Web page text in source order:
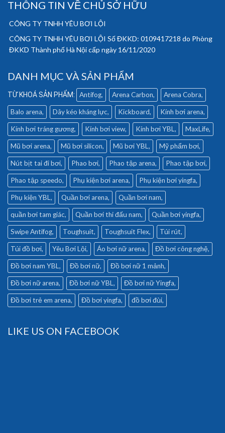
THÔNG TIN VỀ CHỦ SỞ HỮU
CÔNG TY TNHH YÊU BƠI LỘI
CÔNG TY TNHH YÊU BƠI LỘI Số ĐKKD: 0109417218 do Phòng
ĐKKD Thành phố Hà Nội cấp ngày 16/11/2020
DANH MỤC VÀ SẢN PHẨM
Antifog Arena Carbon Arena Cobra
Balo arena Dây kéo kháng lực Kickboard Kính bơi arena
Kính bơi tráng gương Kính bơi view Kính bơi YBL MaxLife
Mũ bơi arena Mũ bơi silicon Mũ bơi YBL Mỹ phẩm bơi
Nút bịt tai đi bơi Phao bơi Phao tập arena Phao tập bơi
Phao tập speedo Phụ kiện bơi arena Phụ kiện bơi yingfa
Phụ kiện YBL Quần bơi arena Quần bơi nam
quần bơi tam giác Quần bơi thi đấu nam Quần bơi yingfa
Swipe Antifog Toughsuit Toughsuit Flex Túi rút
Túi đồ bơi Yêu Bơi Lội Áo bơi nữ arena Đồ bơi công nghệ
Đồ bơi nam YBL Đồ bơi nữ Đồ bơi nữ 1 mảnh
Đồ bơi nữ arena Đồ bơi nữ YBL Đồ bơi nữ Yingfa
Đồ bơi trẻ em arena Đồ bơi yingfa đồ bơi đùi
LIKE US ON FACEBOOK